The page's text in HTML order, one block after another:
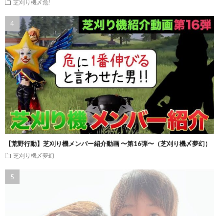
芝刈り機〆危!
【荒野行動】芝刈り機メンバー紹介動画 〜第16弾〜（芝刈り機〆夢幻）
芝刈り機〆夢幻